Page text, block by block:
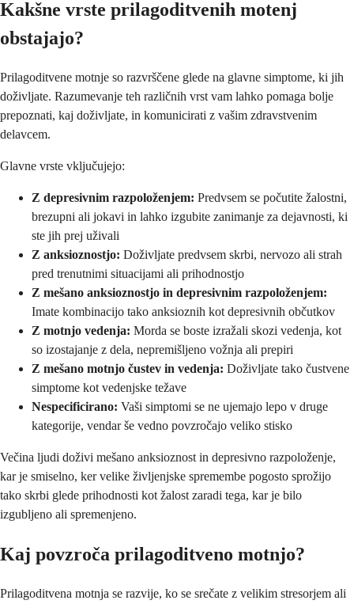
Kakšne vrste prilagoditvenih motenj
obstajajo?
Prilagoditvene motnje so razvrščene glede na glavne simptome, ki jih
doživljate. Razumevanje teh različnih vrst vam lahko pomaga bolje
prepoznati, kaj doživljate, in komunicirati z vašim zdravstvenim
delavcem.
Glavne vrste vključujejo:
Z depresivnim razpoloženjem: Predvsem se počutite žalostni,
brezupni ali jokavi in lahko izgubite zanimanje za dejavnosti, ki
ste jih prej uživali
Z anksioznostjo: Doživljate predvsem skrbi, nervozo ali strah
pred trenutnimi situacijami ali prihodnostjo
Z mešano anksioznostjo in depresivnim razpoloženjem:
Imate kombinacijo tako anksioznih kot depresivnih občutkov
Z motnjo vedenja: Morda se boste izražali skozi vedenja, kot
so izostajanje z dela, nepremišljeno vožnja ali prepiri
Z mešano motnjo čustev in vedenja: Doživljate tako čustvene
simptome kot vedenjske težave
Nespecificirano: Vaši simptomi se ne ujemajo lepo v druge
kategorije, vendar še vedno povzročajo veliko stisko
Večina ljudi doživi mešano anksioznost in depresivno razpoloženje,
kar je smiselno, ker velike življenjske spremembe pogosto sprožijo
tako skrbi glede prihodnosti kot žalost zaradi tega, kar je bilo
izgubljeno ali spremenjeno.
Kaj povzroča prilagoditveno motnjo?
Prilagoditvena motnja se razvije, ko se srečate z velikim stresorjem ali